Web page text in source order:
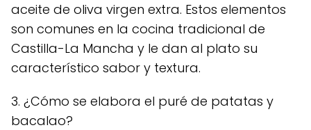
aceite de oliva virgen extra. Estos elementos
son comunes en la cocina tradicional de
Castilla-La Mancha y le dan al plato su
característico sabor y textura.
3. ¿Cómo se elabora el puré de patatas y
bacalao?